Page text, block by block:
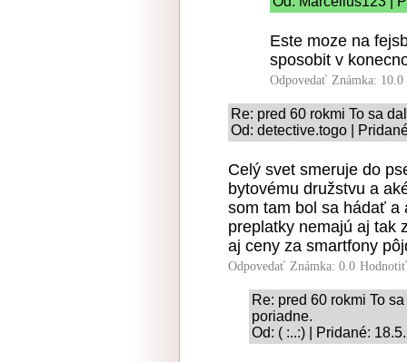
Este moze na
sposobit v
Odpovedať Známka: 10.0
Re: pred 60 rokmi To sa
Od: detective.togo |
Celý svet smeruje do
bytovému družstvu a
som tam bol sa hádať a
preplatky nemajú aj tak
aj ceny za smartfony
Odpovedať Známka: 0.0
Re: pred 60 rokmi To
poriadne.
Od: ( :..:) | Pridané: